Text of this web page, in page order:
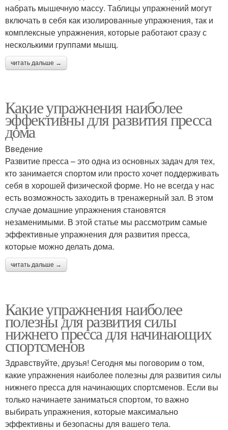
набрать мышечную массу. Таблицы упражнений могут
включать в себя как изолированные упражнения, так и
комплексные упражнения, которые работают сразу с
несколькими группами мышц.
читать дальше →
Какие упражнения наиболее
эффективны для развития пресса
дома
Введение
Развитие пресса – это одна из основных задач для тех,
кто занимается спортом или просто хочет поддерживать
себя в хорошей физической форме. Но не всегда у нас
есть возможность заходить в тренажерный зал. В этом
случае домашние упражнения становятся
незаменимыми. В этой статье мы рассмотрим самые
эффективные упражнения для развития пресса,
которые можно делать дома.
читать дальше →
Какие упражнения наиболее
полезны для развития силы
нижнего пресса для начинающих
спортсменов
Здравствуйте, друзья! Сегодня мы поговорим о том,
какие упражнения наиболее полезны для развития силы
нижнего пресса для начинающих спортсменов. Если вы
только начинаете заниматься спортом, то важно
выбирать упражнения, которые максимально
эффективны и безопасны для вашего тела.